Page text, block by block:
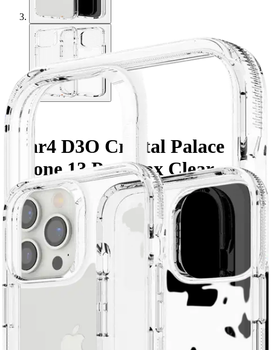
Gear4
Gear4 D3O Crystal Palace
iPhone 13 Pro Max Clear
34,95 €
Verkkokaupan hinta
Valitse toimitustapa
Nouto myymälästä
Ilmainen
Siirry valitsemaan myymälä
Toimitus
Ei saatavilla
Ilmainen toimitus yli 100 €:n tilauksille